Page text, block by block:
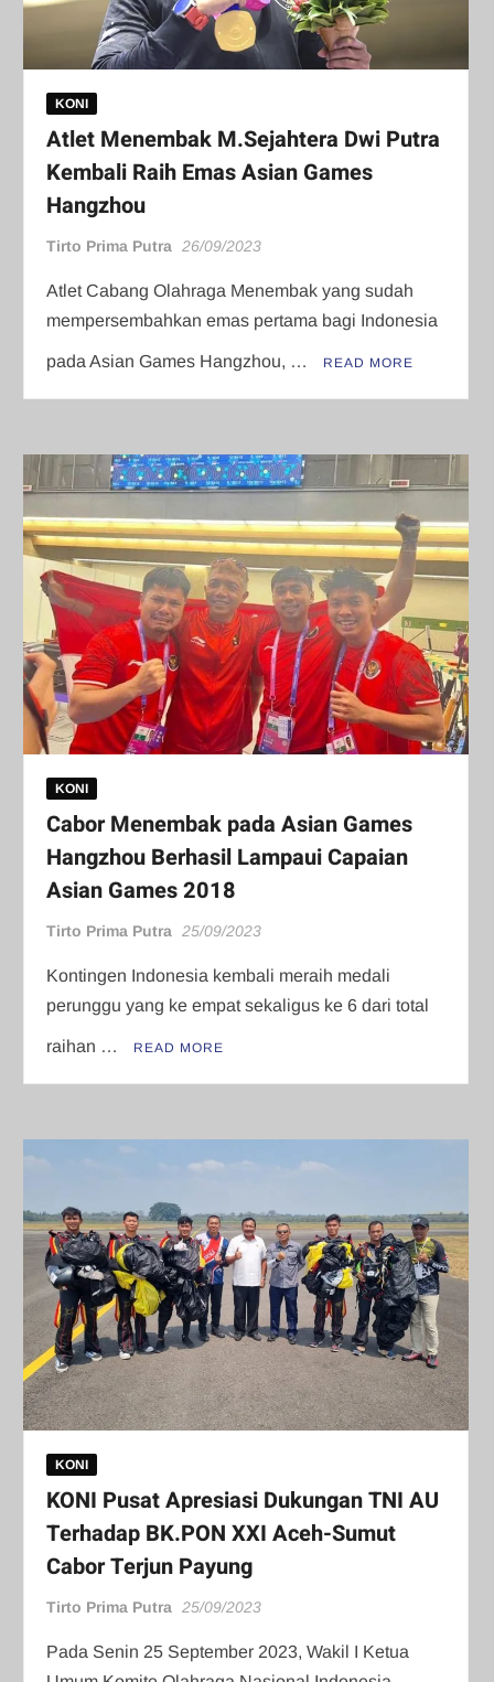
KONI
Atlet Menembak M.Sejahtera Dwi Putra
Kembali Raih Emas Asian Games
Hangzhou
Tirto Prima Putra 26/09/2023
Atlet Cabang Olahraga Menembak yang sudah
mempersembahkan emas pertama bagi Indonesia
pada Asian Games Hangzhou, … READ MORE
KONI
Cabor Menembak pada Asian Games
Hangzhou Berhasil Lampaui Capaian
Asian Games 2018
Tirto Prima Putra 25/09/2023
Kontingen Indonesia kembali meraih medali
perunggu yang ke empat sekaligus ke 6 dari total
raihan … READ MORE
KONI
KONI Pusat Apresiasi Dukungan TNI AU
Terhadap BK.PON XXI Aceh-Sumut
Cabor Terjun Payung
Tirto Prima Putra 25/09/2023
Pada Senin 25 September 2023, Wakil I Ketua